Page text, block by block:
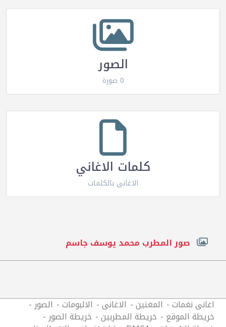
الصور
0 صورة
كلمات الاغاني
الاغاني بالكلمات
صور المطرب محمد يوسف جاسم
اغانى نغمات المغنين الاغانى الالبومات الصور
خريطة الموقع خريطة المطربين خريطة الصور